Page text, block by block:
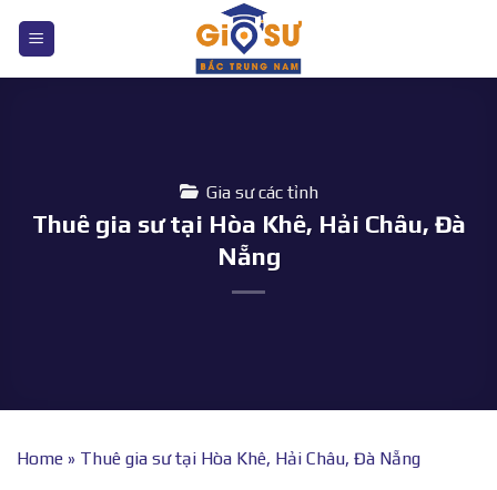
nội
Gia sư các tỉnh
Thuê gia sư tại Hòa Khê, Hải Châu, Đà
Nẵng
Home » Thuê gia sư tại Hòa Khê, Hải Châu, Đà Nẵng